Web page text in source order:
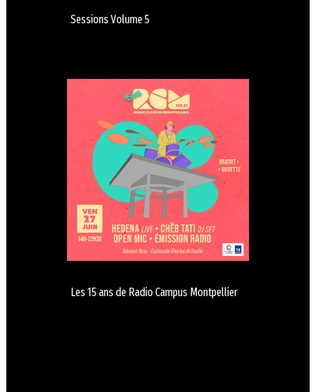
Sessions Volume 5
Les 15 ans de Radio Campus Montpellier